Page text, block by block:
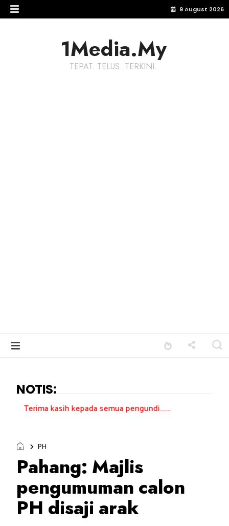
9 August 2026
1Media.My
TEPAT. TELUS. TERKINI.
NOTIS:
kepada semua pengundi.......
PH
Pahang: Majlis
pengumuman calon
PH disaji arak